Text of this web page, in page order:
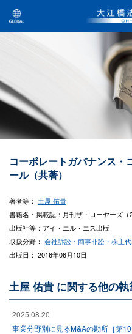
コーポレートガバナンス・
ール（共著）
著者等： 土屋 佑貴
書籍名・掲載誌：月刊ザ・ローヤーズ（
出版社等：アイ・エル・エス出版
取扱分野： 会社訴訟・商事非訟・株主
出版日： 2016年06月10日
土屋 佑貴 に関する他の執
2025.08.20
事業分野別に見るM&Aの勘所［第